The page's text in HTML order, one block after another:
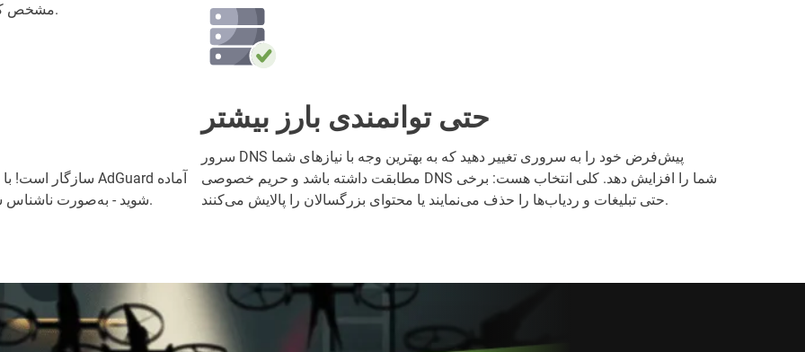
مشخص کنید در حالی که در هر جای دیگری ناشناس باقی می‌مانید.
شوید - به‌صورت ناشناس سرتاسر وب بی‌حدوحصر و بدون تبلیغات گشت‌وگذار کنید.
حتی توانمندی بارز بیشتر
سرور DNS پیش‌فرض خود را به سروری تغییر دهید که به بهترین وجه با نیازهای شما
مطابقت داشته باشد و حریم خصوصی DNS شما را افزایش دهد. کلی انتخاب هست: برخی
حتی تبلیغات و ردیاب‌ها را حذف می‌نمایند یا محتوای بزرگسالان را پالایش می‌کنند.